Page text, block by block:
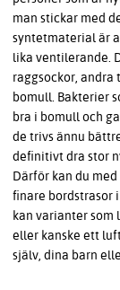
man stickar med
syntetmaterial är
lika ventilerande.
raggsockor,
bomull. Bakterier
bra i bomull och
de trivs ännu
definitivt dra stor
Därför kan du
finare bordstrasor
kan varianter
eller kanske ett
själv, dina barn